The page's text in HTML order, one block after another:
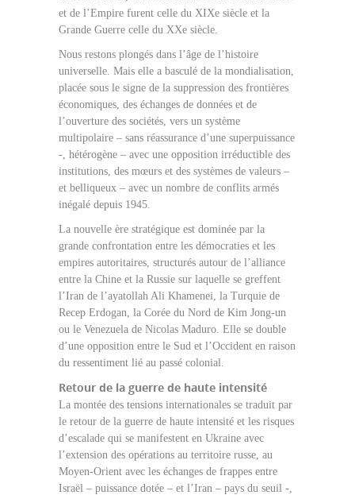
et de l’Empire furent celle du XIXe siècle et la
Grande Guerre celle du XXe siècle.
Nous restons plongés dans l’âge de l’histoire
universelle. Mais elle a basculé de la mondialisation,
placée sous le signe de la suppression des frontières
économiques, des échanges de données et de
l’ouverture des sociétés, vers un système
multipolaire – sans réassurance d’une superpuissance
-, hétérogène – avec une opposition irréductible des
institutions, des mœurs et des systèmes de valeurs –
et belliqueux – avec un nombre de conflits armés
inégalé depuis 1945.
La nouvelle ère stratégique est dominée par la
grande confrontation entre les démocraties et les
empires autoritaires, structurés autour de l’alliance
entre la Chine et la Russie sur laquelle se greffent
l’Iran de l’ayatollah Ali Khamenei, la Turquie de
Recep Erdogan, la Corée du Nord de Kim Jong-un
ou le Venezuela de Nicolas Maduro. Elle se double
d’une opposition entre le Sud et l’Occident en raison
du ressentiment lié au passé colonial.
Retour de la guerre de haute intensité
La montée des tensions internationales se traduit par
le retour de la guerre de haute intensité et les risques
d’escalade qui se manifestent en Ukraine avec
l’extension des opérations au territoire russe, au
Moyen-Orient avec les échanges de frappes entre
Israël – puissance dotée – et l’Iran – pays du seuil -,